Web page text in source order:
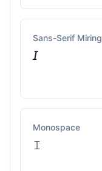
Sans-Serif Miring
𝘐
Monospace
𝙸